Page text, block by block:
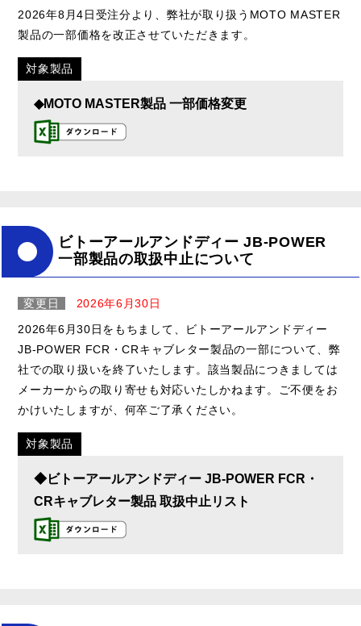
2026年8月4日受注分より、弊社が取り扱うMOTO MASTER
製品の一部価格を改正させていただきます。
対象製品
◆MOTO MASTER製品 一部価格変更
ビトーアールアンドディー JB-POWER
一部製品の取扱中止について
変更日
2026年6月30日
2026年6月30日をもちまして、ビトーアールアンドディー
JB-POWER FCR・CRキャブレター製品の一部について、弊
社での取り扱いを終了いたします。該当製品につきましては
メーカーからの取り寄せも対応いたしかねます。ご不便をお
かけいたしますが、何卒ご了承ください。
対象製品
◆ビトーアールアンドディー JB-POWER FCR・
CRキャブレター製品 取扱中止リスト